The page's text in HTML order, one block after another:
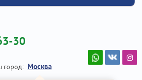
30
город: Москва